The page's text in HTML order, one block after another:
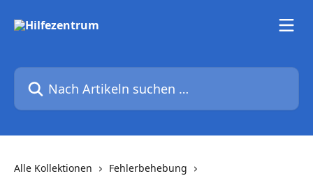
Nach Artikeln suchen …
Alle Kollektionen
Fehlerbehebung